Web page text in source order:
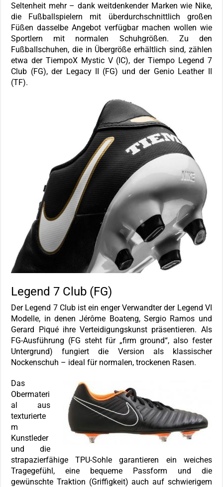
Seltenheit mehr – dank weitdenkender Marken wie Nike,
die Fußballspielern mit überdurchschnittlich großen
Füßen dasselbe Angebot verfügbar machen wollen wie
Sportlern mit normalen Schuhgrößen. Zu den
Fußballschuhen, die in Übergröße erhältlich sind, zählen
etwa der TiempoX Mystic V (IC), der Tiempo Legend 7
Club (FG), der Legacy II (FG) und der Genio Leather II
(TF).
Legend 7 Club (FG)
Der Legend 7 Club ist ein enger Verwandter der Legend VI
Modelle, in denen Jérôme Boateng, Sergio Ramos und
Gerard Piqué ihre Verteidigungskunst präsentieren. Als
FG-Ausführung (FG steht für „firm ground“, also fester
Untergrund) fungiert die Version als klassischer
Nockenschuh – ideal für normalen, trockenen Rasen.
Das
Obermateri
al aus
texturierte
m
Kunstleder
und die
strapazierfähige TPU-Sohle garantieren ein weiches
Tragegefühl, eine bequeme Passform und die
gewünschte Traktion (Griffigkeit) auch auf schwierigem